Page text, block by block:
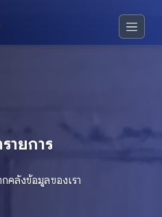
ายการ
คลังข้อมูลของเรา